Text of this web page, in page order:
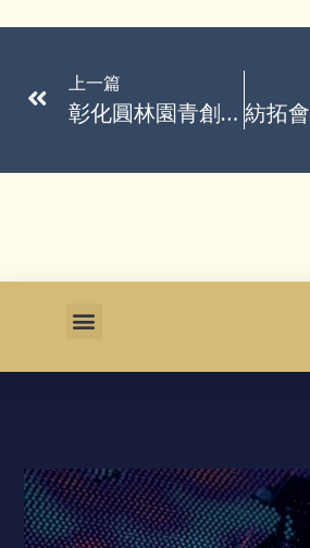
上一篇
彰化圓林園青創基地啟用 提供辦公空間助青年創業